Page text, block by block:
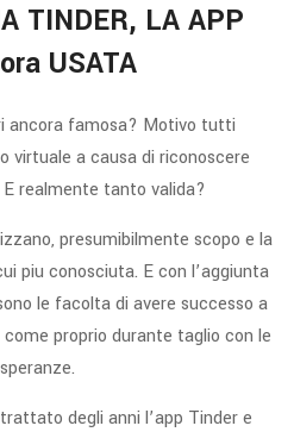
TINDER, LA APP
USATA
ancora famosa? Motivo tutti
virtuale a causa di riconoscere
realmente tanto valida?
presumibilmente scopo e la
piu conosciuta. E con l’aggiunta
le facolta di avere successo a
proprio durante taglio con le
degli anni l’app Tinder e